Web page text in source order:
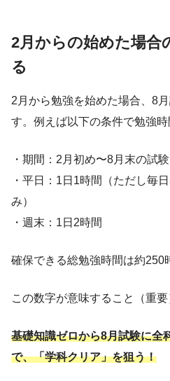
2月からの始めた場合
る
2月から勉強を始めた場合、8
す。例えば以下の条件で勉強時
・期間：2月初め〜8月末の試
・平日：1日1時間（ただし毎
み）
・週末：1日2時間
確保できる総勉強時間は約250
この数字が意味すること（重要
基礎知識ゼロから8月試験に全
で、「学科クリア」を狙う！